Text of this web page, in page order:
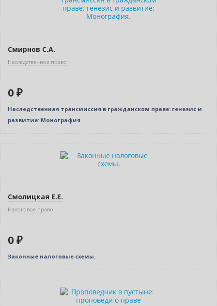
Смирнов С.А.
Наследственное право
0 ₽
Наследственная трансмиссия в гражданском праве: генезис и
развитие: Монография.
Смолицкая Е.Е.
Налоговое право
0 ₽
Законные налоговые схемы.